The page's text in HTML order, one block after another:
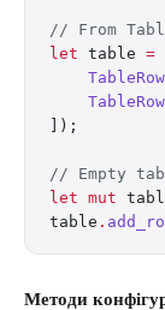
// From
let table =
    TableRow
    TableRow
]);
// Empty
let mut
table .
Методи